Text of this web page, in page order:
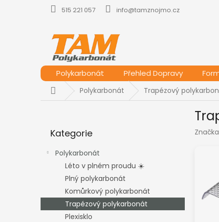
515 221 057 info@tamznojmo.cz
Polykarbonát Přehled Dopravy
DomůPolykarbonát Trapézový
a
kategorie
Kategorie
Polykarbonát
Léto v plném proudu ☀️
Plný polykarbonát
Komůrkový polykarbonát
Trapézový polykarbonát
Plexisklo